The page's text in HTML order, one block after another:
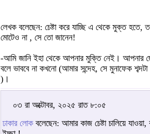
লেখক বলেছেন: চেষ্টা করে যাচ্ছি এ থেকে মুক্ত হতে,
মোটেও না , সে তো জানেন!
-আমি জানি ইহা থেকে আপনার মুক্তি নেই। আপনার
বলে ভাববে না কখনো (আমার সন্দেহ, সে মুনাফেক
)।
০৩ রা অক্টোবর, ২০২৫ রাত ৮:০৫
ঢাকার লোকবলেছেন: আমার কাজ চেষ্টা চালিয়ে যাওয়া,